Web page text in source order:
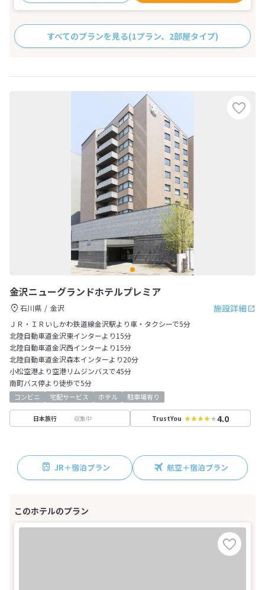
すべてのプランを見る(1プラン、2部屋タイプ)
金沢ニューグランドホテルプレミア
施設詳細
石川県
金沢
ＪＲ・ＩＲいしかわ鉄道線金沢駅より車・タクシーで5分
北陸自動車道金沢東インターより15分
北陸自動車道金沢西インターより15分
北陸自動車道金沢森本インターより20分
小松空港より空港リムジンバスで45分
南町バス停より徒歩で5分
コンビニ 宅配サービス ホテル 駐車場有り
日本旅行 収集中 TrustYou 4.0
JR＋宿泊プラン 航空＋宿泊プラン